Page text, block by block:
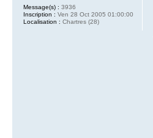
Message(s) : 3936
Inscription : Ven 28 Oct 2005 01:00:00
Localisation : Chartres (28)